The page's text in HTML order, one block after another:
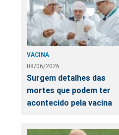
VACINA
08/06/2026
Surgem detalhes das
mortes que podem ter
acontecido pela vacina